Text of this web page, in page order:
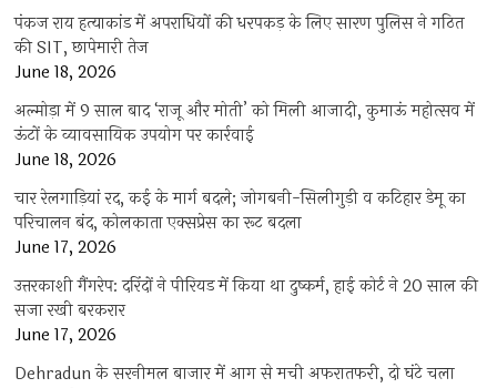
पंकज राय हत्याकांड में अपराधियों की धरपकड़ के लिए सारण पुलिस ने गठित
की SIT, छापेमारी तेज
June 18, 2026
अल्मोड़ा में 9 साल बाद ‘राजू और मोती’ को मिली आजादी, कुमाऊं महोत्सव में
ऊंटों के व्यावसायिक उपयोग पर कार्रवाई
June 18, 2026
चार रेलगाड़ियां रद, कई के मार्ग बदले; जोगबनी-सिलीगुड़ी व कटिहार डेमू का
परिचालन बंद, कोलकाता एक्सप्रेस का रूट बदला
June 17, 2026
उत्तरकाशी गैंगरेप: दरिंदों ने पीरियड में किया था दुष्कर्म, हाई कोर्ट ने 20 साल की
सजा रखी बरकरार
June 17, 2026
Dehradun के सरनीमल बाजार में आग से मची अफरातफरी, दो घंटे चला